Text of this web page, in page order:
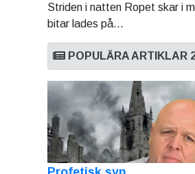
Striden i natten Ropet skar i
bitar lades på...
POPULÄRA ARTIKLAR